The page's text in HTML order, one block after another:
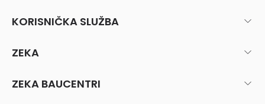
KORISNIČKA SLUŽBA
ZEKA
ZEKA BAUCENTRI